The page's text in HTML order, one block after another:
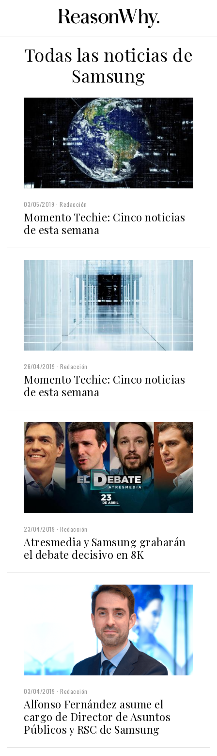
Todas las noticias de
Samsung
03/05/2019 Redacción
Momento Techie: Cinco noticias
de esta semana
26/04/2019 Redacción
Momento Techie: Cinco noticias
de esta semana
23/04/2019 Redacción
Atresmedia y Samsung grabarán
el debate decisivo en 8K
03/04/2019 Redacción
Alfonso Fernández asume el
cargo de Director de Asuntos
Públicos y RSC de Samsung